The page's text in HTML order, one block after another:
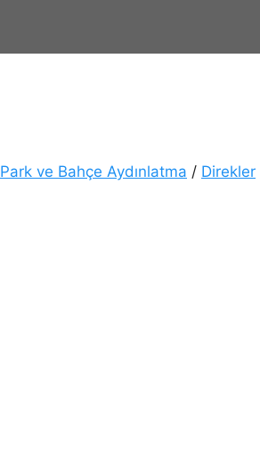
Park ve Bahçe Aydınlatma / Direkler